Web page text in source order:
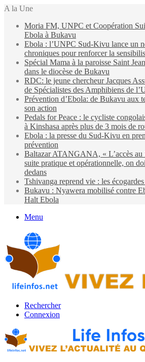
A la Une
Moria FM, UNPC et Coopération
Ebola à Bukavu
Ebola : l’UNPC Sud-Kivu lance un
chroniques pour renforcer la
Spécial Mama à la paroisse Saint
dans le diocèse de Bukavu
RDC: le jeune chercheur Jacques
de Spécialistes des Amphibiens de
Prévention d’Ebola: de Bukavu aux
son action
Pedals for Peace : le cycliste
à Kinshasa après plus de 3 mois de
Ebola : la presse du Sud-Kivu en
prévention
Baltazar ATANGANA, « L’accès
suite pratique et opérationnelle, on
dedans
Tshivanga reprend vie : les
Bukavu : Nyawera mobilisé contre
Halt Ebola
Menu
Rechercher
Connexion